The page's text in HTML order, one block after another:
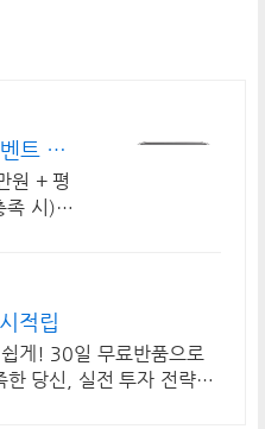
트 국
원 + 평
족 시) K
적립
게! 30일 무료반품으로
당신, 실전 투자 전략을